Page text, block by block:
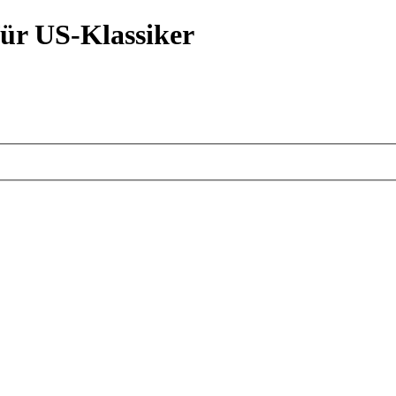
US-Klassiker